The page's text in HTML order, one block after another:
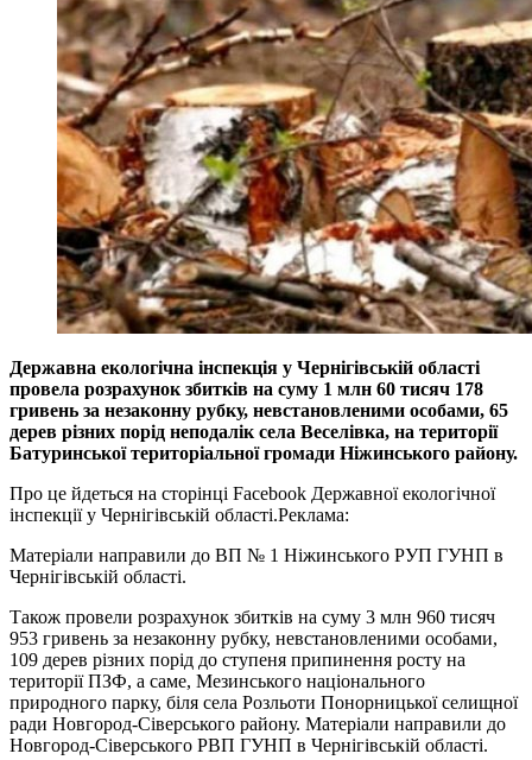
Державна екологічна інспекція у Чернігівській області
провела розрахунок збитків на суму 1 млн 60 тисяч 178
гривень за незаконну рубку, невстановленими особами, 65
дерев різних порід неподалік села Веселівка, на території
Батуринської територіальної громади Ніжинського району.
Про це йдеться на сторінці Facebook Державної екологічної
інспекції у Чернігівській області.Реклама:
Матеріали направили до ВП № 1 Ніжинського РУП ГУНП в
Чернігівській області.
Також провели розрахунок збитків на суму 3 млн 960 тисяч
953 гривень за незаконну рубку, невстановленими особами,
109 дерев різних порід до ступеня припинення росту на
території ПЗФ, а саме, Мезинського національного
природного парку, біля села Розльоти Понорницької селищної
ради Новгород-Сіверського району. Матеріали направили до
Новгород-Сіверського РВП ГУНП в Чернігівській області.